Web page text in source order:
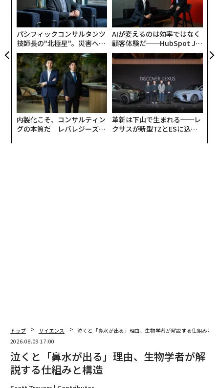
メンバーシップに登録する
アメリカ 研究/研究結果
パシフィックコンサルタンツ
技師長の"北極星"。災害への
無力感を乗り越え見つけた、
防災一筋20年の答え
AIが変えるのは効率ではなく
顧客体験だ──HubSpot Ja
panが語る「Grow Better」
な組織のつくり方
内製化こそ、コンサルティン
グの本質だ レバレジーズが
革新は下山で生まれる──レ
クサスが新型TZとESに込め
トップ サイエンス
泣くと「鼻水が出る」理由、生物学者が解説する仕組みと構
2026.08.09 17:00
泣くと「鼻水が出る」理由、生物学者が解
説する仕組みと構造